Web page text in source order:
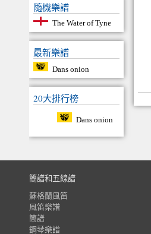
隨機樂譜
The Water of Tyne
最新樂譜
Dans onion
20大排行榜
Dans onion
簡譜和五線譜
蘇格蘭風笛
風笛樂譜
簡譜
鋼琴樂譜